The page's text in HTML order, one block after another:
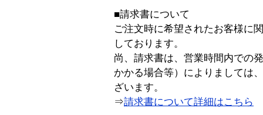
■請求書について
ご注文時に希望されたお客様に
しております。
尚、請求書は、営業時間内での
かかる場合等）によりましては
ざいます。
⇒請求書について詳細はこちら